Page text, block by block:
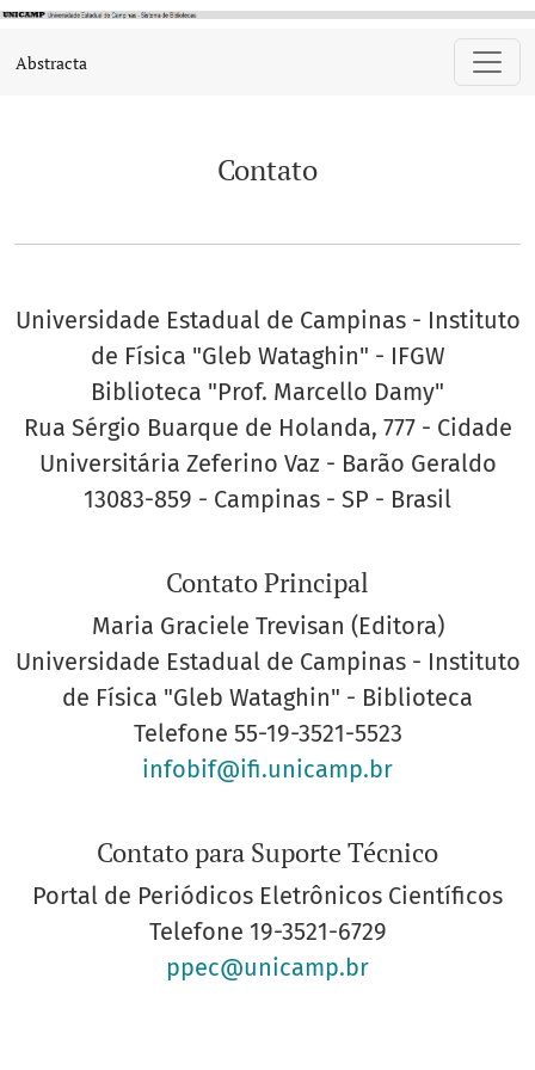
Abstracta
Contato
Universidade Estadual de Campinas - Instituto
de Física "Gleb Wataghin" - IFGW
Biblioteca "Prof. Marcello Damy"
Rua Sérgio Buarque de Holanda, 777 - Cidade
Universitária Zeferino Vaz - Barão Geraldo
13083-859 - Campinas - SP - Brasil
Contato Principal
Maria Graciele Trevisan (Editora)
Universidade Estadual de Campinas - Instituto
de Física "Gleb Wataghin" - Biblioteca
Telefone 55-19-3521-5523
infobif@ifi.unicamp.br
Contato para Suporte Técnico
Portal de Periódicos Eletrônicos Científicos
Telefone 19-3521-6729
ppec@unicamp.br